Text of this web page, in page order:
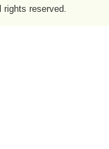
reserved.